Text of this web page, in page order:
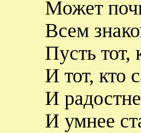
Может
Всем
Пусть тот,
И тот, кто
И
И умнее